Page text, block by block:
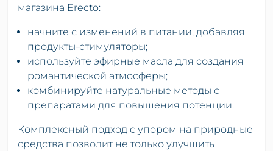
магазина Erecto:
начните с изменений в питании, добавляя
продукты-стимуляторы;
используйте эфирные масла для создания
романтической атмосферы;
комбинируйте натуральные методы с
препаратами для повышения потенции.
Комплексный подход с упором на природные
средства позволит не только улучшить